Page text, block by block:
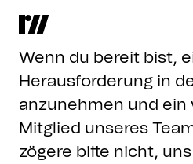
Werde
Wenn du bereit bist,
Herausforderung in
anzunehmen und ein
Mitglied unseres
zögere bitte nicht,